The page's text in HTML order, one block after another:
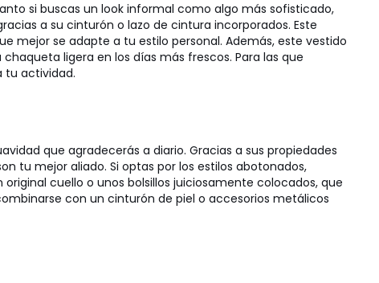
si buscas un look informal como algo más sofisticado,
a su cinturón o lazo de cintura incorporados. Este
mejor se adapte a tu estilo personal. Además, este vestido
ligera en los días más frescos. Para las que
tu actividad.
que agradecerás a diario. Gracias a sus propiedades
tu mejor aliado. Si optas por los estilos abotonados,
cuello o unos bolsillos juiciosamente colocados, que
con un cinturón de piel o accesorios metálicos